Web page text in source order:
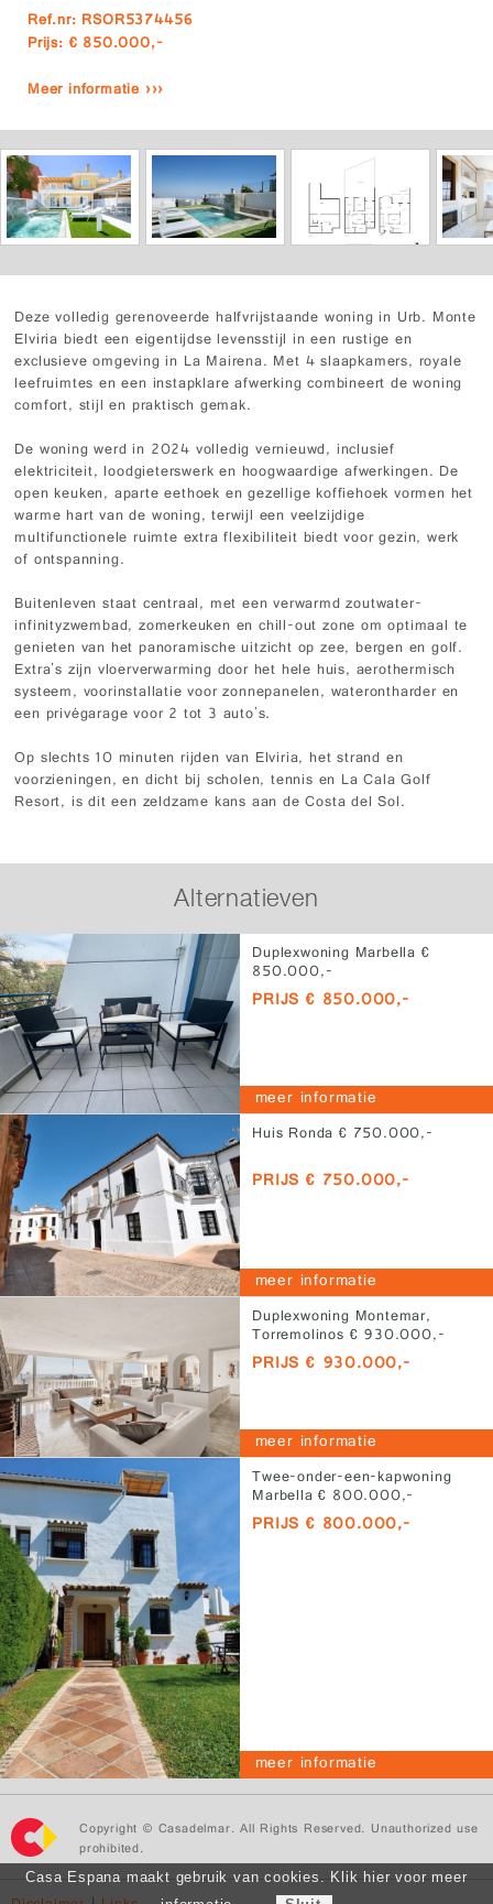
Ref.nr: RSOR5374456
Prijs: € 850.000,-
Meer informatie ›››
Deze volledig gerenoveerde halfvrijstaande woning in Urb. Monte
Elviria biedt een eigentijdse levensstijl in een rustige en
exclusieve omgeving in La Mairena. Met 4 slaapkamers, royale
leefruimtes en een instapklare afwerking combineert de woning
comfort, stijl en praktisch gemak.
De woning werd in 2024 volledig vernieuwd, inclusief
elektriciteit, loodgieterswerk en hoogwaardige afwerkingen. De
open keuken, aparte eethoek en gezellige koffiehoek vormen het
warme hart van de woning, terwijl een veelzijdige
multifunctionele ruimte extra flexibiliteit biedt voor gezin, werk
of ontspanning.
Buitenleven staat centraal, met een verwarmd zoutwater-
infinityzwembad, zomerkeuken en chill-out zone om optimaal te
genieten van het panoramische uitzicht op zee, bergen en golf.
Extra's zijn vloerverwarming door het hele huis, aerothermisch
systeem, voorinstallatie voor zonnepanelen, waterontharder en
een privégarage voor 2 tot 3 auto's.
Op slechts 10 minuten rijden van Elviria, het strand en
voorzieningen, en dicht bij scholen, tennis en La Cala Golf
Resort, is dit een zeldzame kans aan de Costa del Sol.
Alternatieven
Duplexwoning Marbella €
850.000,-
PRIJS € 850.000,-
meer informatie
Huis Ronda € 750.000,-
PRIJS € 750.000,-
meer informatie
Duplexwoning Montemar,
Torremolinos € 930.000,-
PRIJS € 930.000,-
meer informatie
Twee-onder-een-kapwoning
Marbella € 800.000,-
PRIJS € 800.000,-
meer informatie
Copyright © Casadelmar. All Rights Reserved. Unauthorized use
prohibited.
Casa Espana maakt gebruik van cookies. Klik hier voor meer